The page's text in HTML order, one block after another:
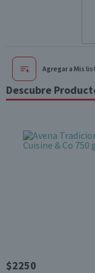
Agregar a Mis
Descubre
$2250